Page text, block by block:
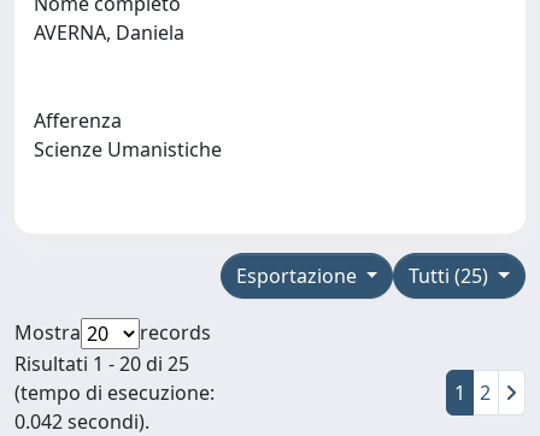
AVERNA, Daniela
Afferenza
Scienze Umanistiche
Tutti (25)
Esportazione
Mostra
records
Risultati 1 - 20 di 25
(tempo di esecuzione:
0.042 secondi).
1 2